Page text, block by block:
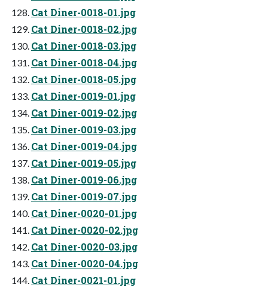
Cat Diner-0018-01.jpg
Cat Diner-0018-02.jpg
Cat Diner-0018-03.jpg
Cat Diner-0018-04.jpg
Cat Diner-0018-05.jpg
Cat Diner-0019-01.jpg
Cat Diner-0019-02.jpg
Cat Diner-0019-03.jpg
Cat Diner-0019-04.jpg
Cat Diner-0019-05.jpg
Cat Diner-0019-06.jpg
Cat Diner-0019-07.jpg
Cat Diner-0020-01.jpg
Cat Diner-0020-02.jpg
Cat Diner-0020-03.jpg
Cat Diner-0020-04.jpg
Cat Diner-0021-01.jpg